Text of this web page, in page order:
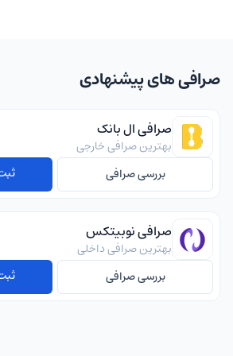
صرافی های پیشنهادی
صرافی ال بانک
بهترین صرافی خارجی
بررسی صرافی
صرافی نوبیتکس
بهترین صرافی داخلی
بررسی صرافی